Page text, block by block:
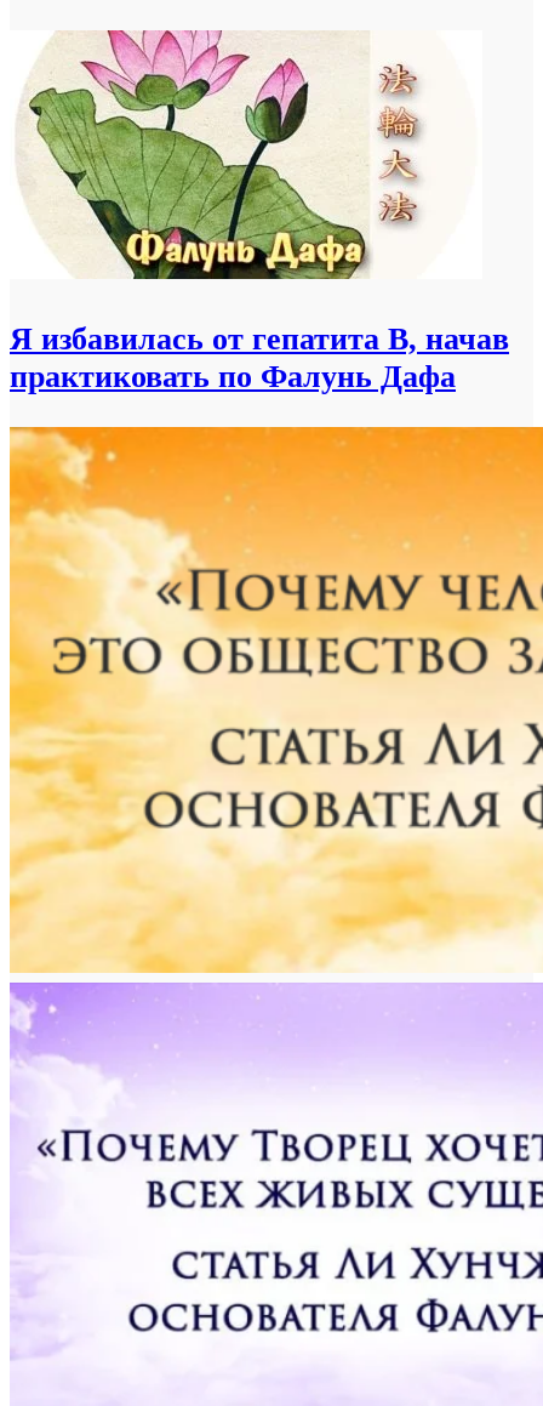
Я избавилась от гепатита B, начав
практиковать по Фалунь Дафа